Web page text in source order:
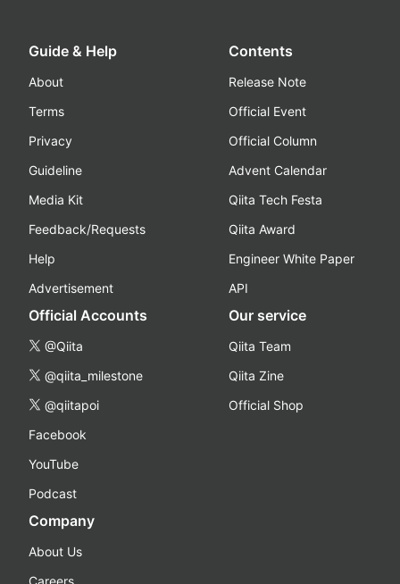
Guide & Help
About
Terms
Privacy
Guideline
Media Kit
Feedback/Requests
Help
Advertisement
Contents
Release Note
Official Event
Official Column
Advent Calendar
Qiita Tech Festa
Qiita Award
Engineer White Paper
API
Official Accounts
@Qiita
@qiita_milestone
@qiitapoi
Facebook
YouTube
Podcast
Our service
Qiita Team
Qiita Zine
Official Shop
Company
About Us
Careers